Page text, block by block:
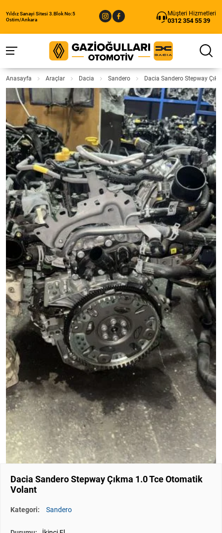
Yıldız Sanayi Sitesi 3.Blok No:5
Ostim/Ankara
Müşteri Hizmetleri
0312 354 55 39
Anasayfa Araçlar Dacia Sandero Dacia Sandero Stepway
Dacia Sandero Stepway Çıkma 1.0 Tce Otomatik
Volant
Kategori: Sandero